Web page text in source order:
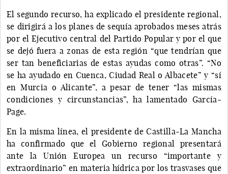
El segundo recurso, ha explicado el presidente regional,
se dirigirá a los planes de sequía aprobados meses atrás
por el Ejecutivo central del Partido Popular y por el que
se dejó fuera a zonas de esta región “que tendrían que
ser tan beneficiarias de estas ayudas como otras”. “No
se ha ayudado en Cuenca, Ciudad Real o Albacete” y “sí
en Murcia o Alicante”, a pesar de tener “las mismas
condiciones y circunstancias”, ha lamentado García-
Page.
En la misma línea, el presidente de Castilla-La Mancha
ha confirmado que el Gobierno regional presentará
ante la Unión Europea un recurso “importante y
extraordinario” en materia hídrica por los trasvases que